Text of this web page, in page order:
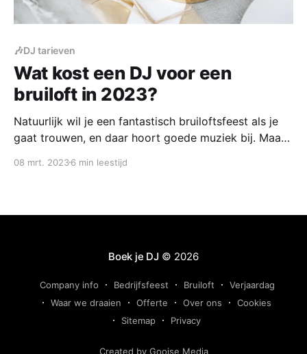
🎶DJ tarieven
Wat kost een DJ voor een
bruiloft in 2023?
Natuurlijk wil je een fantastisch bruiloftsfeest als je
gaat trouwen, en daar hoort goede muziek bij. Maar
bruilofts DJ?
08 mrt. 20236 min leestijd
Boek je DJ © 2026
Company info Bedrijfsfeest Bruiloft
Verjaardag
Waar we draaien
Offerte Over ons
Cookies
Sitemap
Privacy
Created by Gooise Media